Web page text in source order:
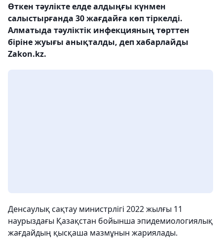
Өткен тәулікте елде алдыңғы күнмен
салыстырғанда 30 жағдайға көп тіркелді.
Алматыда тәуліктік инфекцияның төрттен
біріне жуығы анықталды, деп хабарлайды
Zakon.kz.
Денсаулық сақтау министрлігі 2022 жылғы 11
наурыздағы Қазақстан бойынша эпидемиологиялық
жағдайдың қысқаша мазмұнын жариялады.